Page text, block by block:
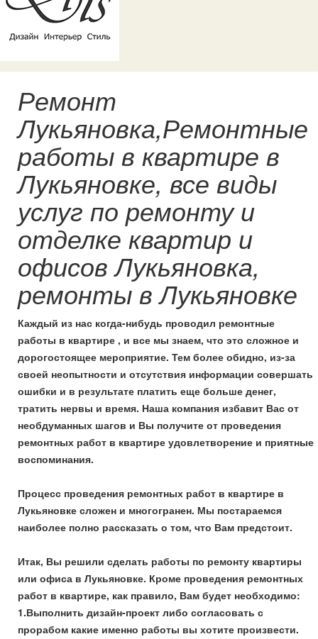
Ремонт
Лукьяновка,Ремонтные
работы в квартире в
Лукьяновке, все виды
услуг по ремонту и
отделке квартир и
офисов Лукьяновка,
ремонты в Лукьяновке
Каждый из нас когда-нибудь проводил ремонтные
работы в квартире , и все мы знаем, что это сложное и
дорогостоящее мероприятие. Тем более обидно, из-за
своей неопытности и отсутствия информации совершать
ошибки и в результате платить еще больше денег,
тратить нервы и время. Наша компания избавит Вас от
необдуманных шагов и Вы получите от проведения
ремонтных работ в квартире удовлетворение и приятные
воспоминания.
Процесс проведения ремонтных работ в квартире в
Лукьяновке сложен и многогранен. Мы постараемся
наиболее полно рассказать о том, что Вам предстоит.
Итак, Вы решили сделать работы по ремонту квартиры
или офиса в Лукьяновке. Кроме проведения ремонтных
работ в квартире, как правило, Вам будет необходимо:
1.Выполнить дизайн-проект либо согласовать с
прорабом какие именно работы вы хотите произвести.